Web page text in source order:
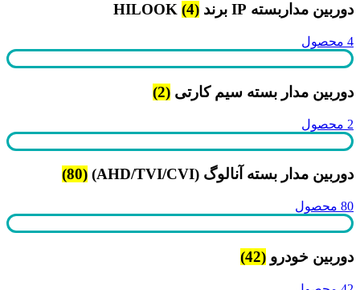
دوربین مداربسته IP برند HILOOK (4)
4 محصول
دوربین مدار بسته سیم کارتی (2)
2 محصول
دوربین مدار بسته آنالوگ (AHD/TVI/CVI) (80)
80 محصول
دوربین خودرو (42)